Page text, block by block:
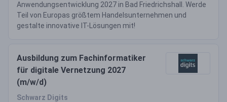
Anwendungsentwicklung 2027 in Bad Friedrichshall. Werde
Teil von Europas größtem Handelsunternehmen und
gestalte innovative IT-Lösungen mit!
Ausbildung zum Fachinformatiker
für digitale Vernetzung 2027
(m/w/d)
Schwarz Digits